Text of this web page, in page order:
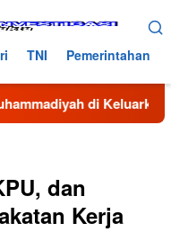
TNI Pemerintahan
Dari Sekolah
dan
Kerja